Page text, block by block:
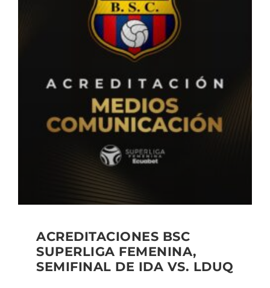
ACREDITACIONES BSC
SUPERLIGA FEMENINA,
SEMIFINAL DE IDA VS. LDUQ